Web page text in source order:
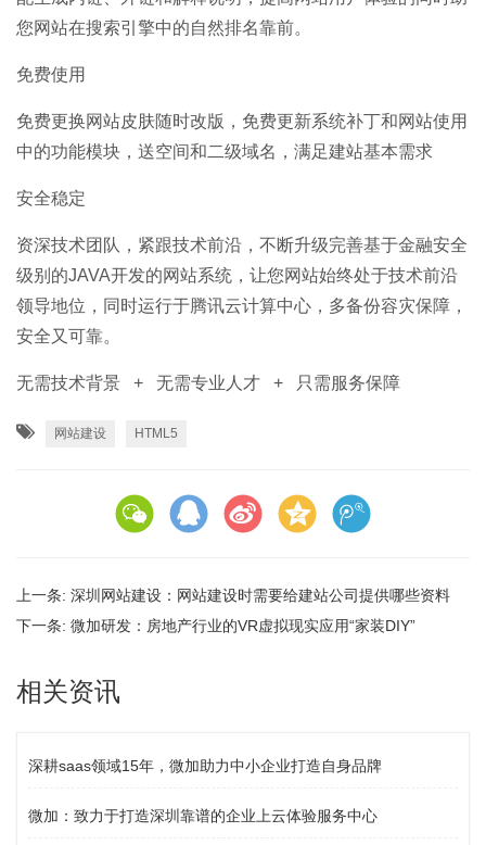
您网站在搜索引擎中的自然排名靠前。
免费使用
免费更换网站皮肤随时改版，免费更新系统补丁和网站使用
中的功能模块，送空间和二级域名，满足建站基本需求
安全稳定
资深技术团队，紧跟技术前沿，不断升级完善基于金融安全
级别的JAVA开发的网站系统，让您网站始终处于技术前沿
领导地位，同时运行于腾讯云计算中心，多备份容灾保障，
安全又可靠。
无需技术背景 + 无需专业人才 + 只需服务保障
网站建设 HTML5
上一条: 深圳网站建设：网站建设时需要给建站公司提供哪些资料
下一条: 微加研发：房地产行业的VR虚拟现实应用“家装DIY”
相关资讯
深耕saas领域15年，微加助力中小企业打造自身品牌
微加：致力于打造深圳靠谱的企业上云体验服务中心